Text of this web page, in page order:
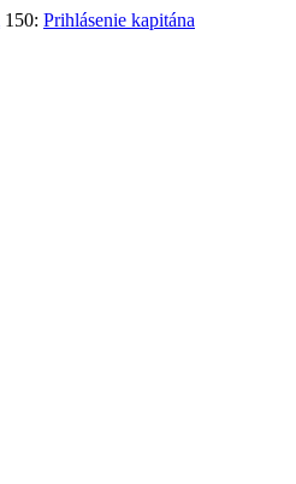
150: Prihlásenie kapitána